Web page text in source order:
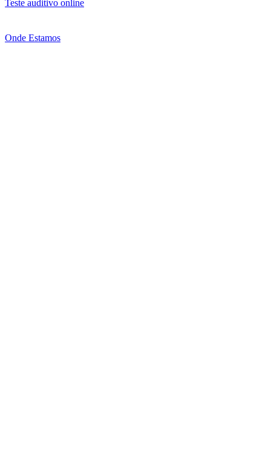
Teste auditivo online
Onde Estamos